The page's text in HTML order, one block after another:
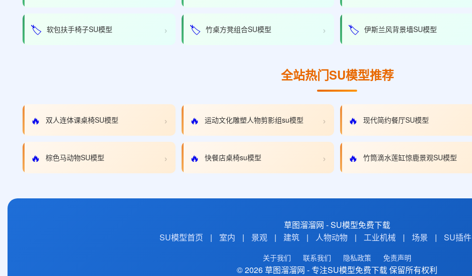
🏷️ 软包扶手椅子SU模型 › 🏷️ 竹桌方凳组合SU模型 › 🏷️ 伊斯兰风背景墙SU模型
全站热门SU模型推荐
🔥 双人连体课桌椅SU模型 › 🔥 运动文化雕塑人物剪影组su模型 › 🔥 现代简约餐厅SU模型
🔥 棕色马动物SU模型 › 🔥 快餐店桌椅su模型 › 🔥 竹筒滴水莲缸惊鹿景观SU模型
草图溜溜网 - SU模型免费下载
SU模型首页
| 室内 | 景观 | 建筑 | 人物动物 | 工业机械 | 场景 | SU插件
关于我们 联系我们 隐私政策 免责声明
© 2026 草图溜溜网 - 专注SU模型免费下载 保留所有权利